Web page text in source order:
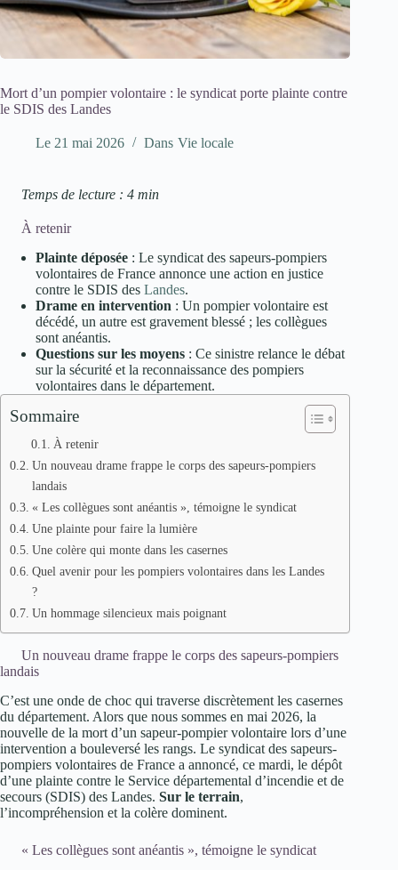
Mort d’un pompier volontaire : le syndicat porte plainte contre
le SDIS des Landes
Le 21 mai 2026 Dans Vie locale
Temps de lecture : 4 min
À retenir
Plainte déposée : Le syndicat des sapeurs-pompiers
volontaires de France annonce une action en justice
contre le SDIS des Landes.
Drame en intervention : Un pompier volontaire est
décédé, un autre est gravement blessé ; les collègues
sont anéantis.
Questions sur les moyens : Ce sinistre relance le débat
sur la sécurité et la reconnaissance des pompiers
volontaires dans le département.
Sommaire
À retenir
Un nouveau drame frappe le corps des sapeurs-pompiers
landais
« Les collègues sont anéantis », témoigne le syndicat
Une plainte pour faire la lumière
Une colère qui monte dans les casernes
Quel avenir pour les pompiers volontaires dans les Landes
?
Un hommage silencieux mais poignant
Un nouveau drame frappe le corps des sapeurs-pompiers
landais
C’est une onde de choc qui traverse discrètement les casernes
du département. Alors que nous sommes en mai 2026, la
nouvelle de la mort d’un sapeur-pompier volontaire lors d’une
intervention a bouleversé les rangs. Le syndicat des sapeurs-
pompiers volontaires de France a annoncé, ce mardi, le dépôt
d’une plainte contre le Service départemental d’incendie et de
secours (SDIS) des Landes. Sur le terrain,
l’incompréhension et la colère dominent.
« Les collègues sont anéantis », témoigne le syndicat